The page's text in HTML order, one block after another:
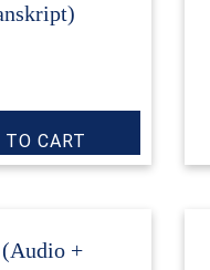
(Audio +